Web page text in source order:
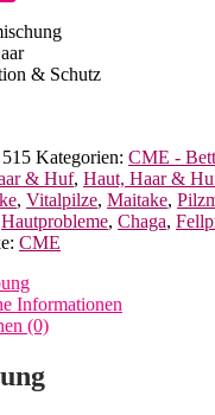
& Schutz
515 Kategorien: CME -
& Huf, Haut, Haar &
, Vitalpilze, Maitake,
Hautprobleme, Chaga,
CME
Informationen
(0)